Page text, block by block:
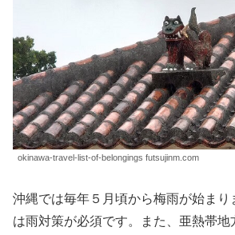
okinawa-travel-list-of-belongings futsujinm.com
沖縄では毎年５月頃から梅雨が始まり
は雨対策が必須です。また、亜熱帯